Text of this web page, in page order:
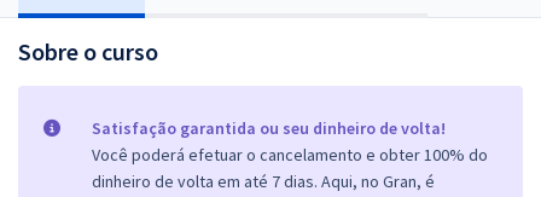
Sobre o curso
Satisfação garantida ou seu dinheiro de volta!
Você poderá efetuar o cancelamento e obter 100% do
dinheiro de volta em até 7 dias. Aqui, no Gran, é